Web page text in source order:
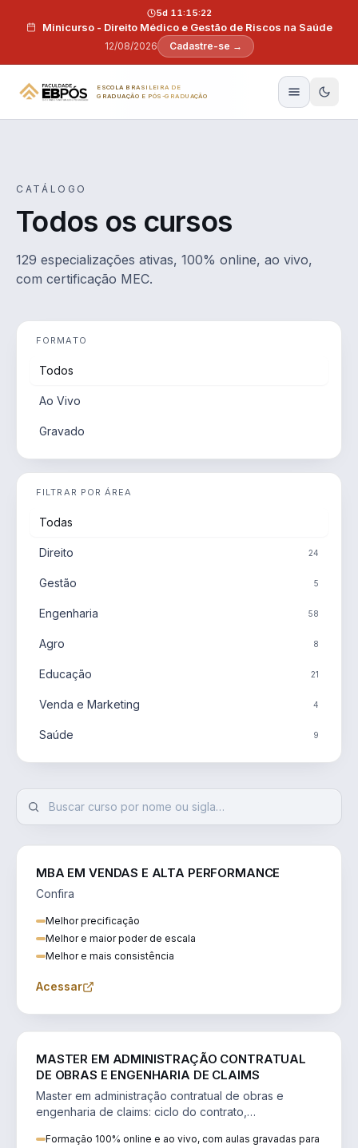
Minicurso - Direito Médico e Gestão de Riscos na Saúde
12/08/2026
5d 11:15:21
Cadastre-se →
ESCOLA BRASILEIRA DE
GRADUAÇÃO E PÓS-GRADUAÇÃO
CATÁLOGO
Todos os cursos
129 especializações ativas, 100% online, ao vivo,
com certificação MEC.
FORMATO
Todos
Ao Vivo
Gravado
FILTRAR POR ÁREA
Todas
Direito 24
Gestão 5
Engenharia 58
Agro 8
Educação 21
Venda e Marketing 4
Saúde 9
MBA EM VENDAS E ALTA PERFORMANCE
Confira
Melhor precificação
Melhor e maior poder de escala
Melhor e mais consistência
Acessar
MASTER EM ADMINISTRAÇÃO CONTRATUAL
DE OBRAS E ENGENHARIA DE CLAIMS
Master em administração contratual de obras e
engenharia de claims: ciclo do contrato,
Formação 100% online e ao vivo, com aulas gravadas para